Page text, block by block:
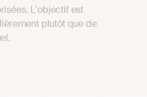
L'objectif est
plutôt que de